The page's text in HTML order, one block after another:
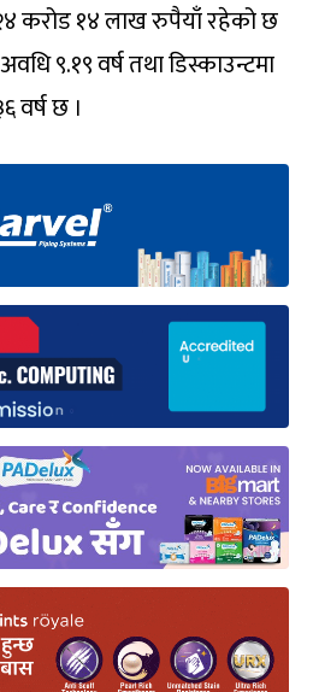
करोड १४ लाख रुपैयाँ रहेको छ
९.१९ वर्ष तथा डिस्काउन्टमा
वर्ष छ ।